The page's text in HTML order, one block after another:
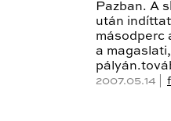
Pazban. A
után
másodperc
a
2007.05.14 |